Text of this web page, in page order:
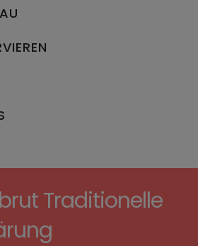
Traditionelle